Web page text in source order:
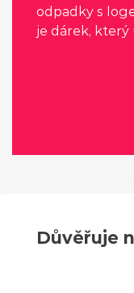
odpadky s
je dárek,
Důvěřuje